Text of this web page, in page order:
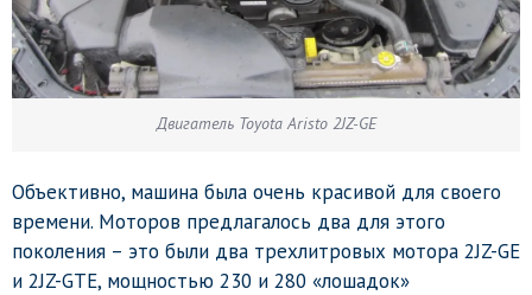
Двигатель Toyota Aristo 2JZ-GE
Объективно, машина была очень красивой для своего
времени. Моторов предлагалось два для этого
поколения – это были два трехлитровых мотора 2JZ-GE
и 2JZ-GTE, мощностью 230 и 280 «лошадок»